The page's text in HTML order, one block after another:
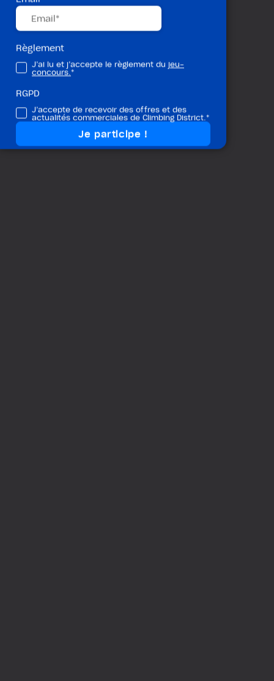
Règlement
J’ai lu et j’accepte le règlement du jeu-
concours.*
RGPD
J’accepte de recevoir des offres et des
actualités commerciales de Climbing District.*